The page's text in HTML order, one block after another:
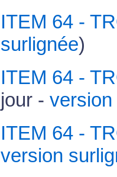
ITEM 64 -
surlignée)
ITEM 64 -
jour - version
ITEM 64 -
version